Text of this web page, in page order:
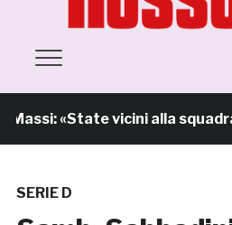
«State vicini alla squadra.
SERIE D